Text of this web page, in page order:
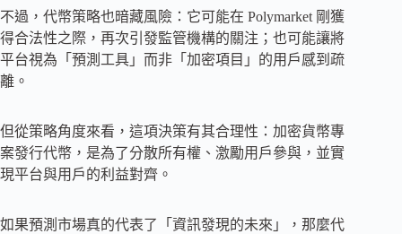
不過，代幣策略也暗藏風險：它可能在 Polymarket 剛獲
得合法性之際，再次引發監管機構的關注；也可能讓將
平台視為「預測工具」而非「加密項目」的用戶感到疏
離。
但從策略角度來看，這項決策有其合理性：加密貨幣專
案發行代幣，是為了分散所有權、激勵用戶參與，並實
現平台與用戶的利益對齊。
如果預測市場真​​的代表了「資訊發現的未來」，那麼代